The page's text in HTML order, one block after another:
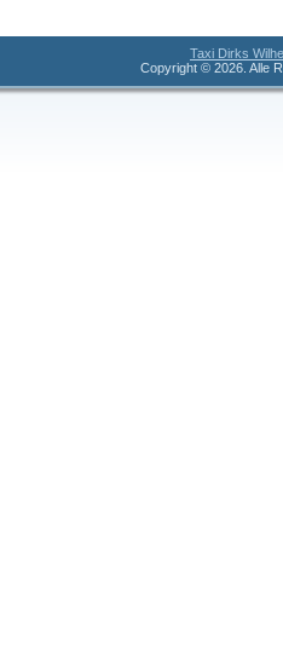
Taxi Dirks
Copyright © 2026. Alle